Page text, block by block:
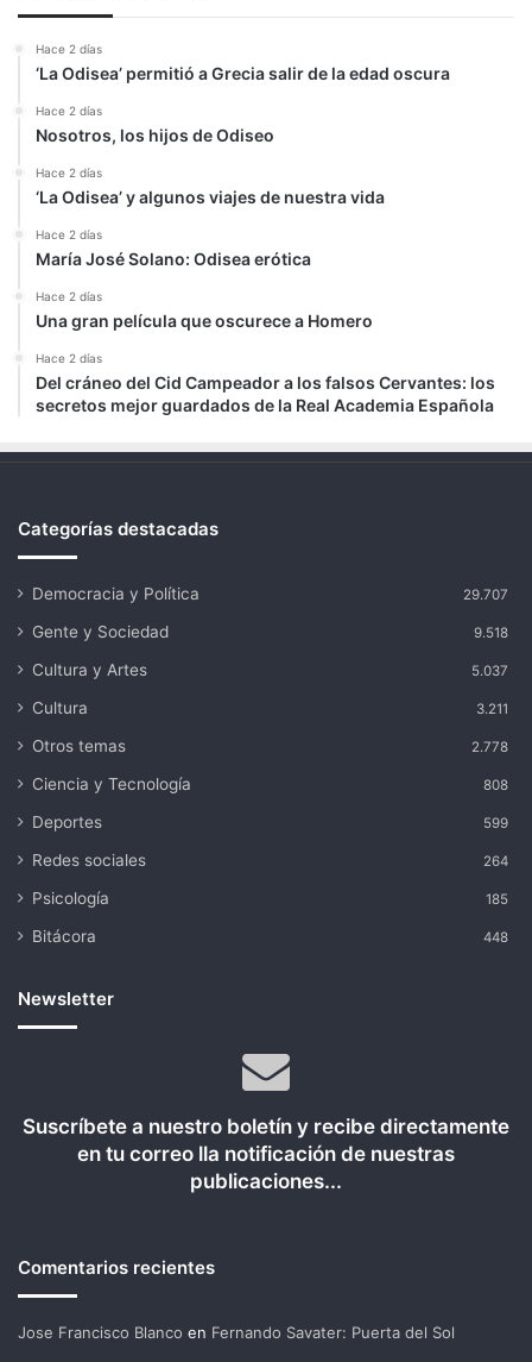
Hace 2 días
‘La Odisea’ permitió a Grecia salir de la edad oscura
Hace 2 días
Nosotros, los hijos de Odiseo
Hace 2 días
‘La Odisea’ y algunos viajes de nuestra vida
Hace 2 días
María José Solano: Odisea erótica
Hace 2 días
Una gran película que oscurece a Homero
Hace 2 días
Del cráneo del Cid Campeador a los falsos Cervantes: los
secretos mejor guardados de la Real Academia Española
Categorías destacadas
Democracia y Política 29.707
Gente y Sociedad 9.518
Cultura y Artes 5.037
Cultura 3.211
Otros temas 2.778
Ciencia y Tecnología 808
Deportes 599
Redes sociales 264
Psicología 185
Bitácora 448
Newsletter
Suscríbete a nuestro boletín y recibe directamente
en tu correo lla notificación de nuestras
publicaciones...
Comentarios recientes
Jose Francisco Blanco en Fernando Savater: Puerta del Sol